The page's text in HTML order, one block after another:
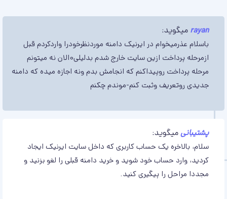
rayan میگوید:
باسلام عذرمیخوام در ایرنیک دامنه موردنظرخودرا واردکردم قبل
ازمرحله پرداخت ازین سایت خارج شدم بدلیلی0الان نه میتونم
مرحله پرداخت روپیداکنم که انجامش بدم ونه اجازه میده که دامنه
جدیدی روتعریف وثبت کنم-موندم چکنم
پشتیبانیمیگوید:
سلام، بالاخره یک حساب کاربری که داخل سایت ایرنیک ایجاد
کردید، وارد حساب خود شوید و خرید دامنه قبلی را لغو بزنید و
مجددا مراحل را پیگیری کنید.